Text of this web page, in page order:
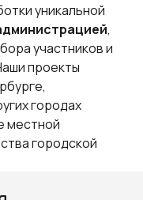
уникальной
,
участников и
проекты
городах
местной
городской